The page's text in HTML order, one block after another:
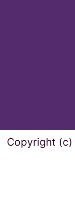
Copyright (c)